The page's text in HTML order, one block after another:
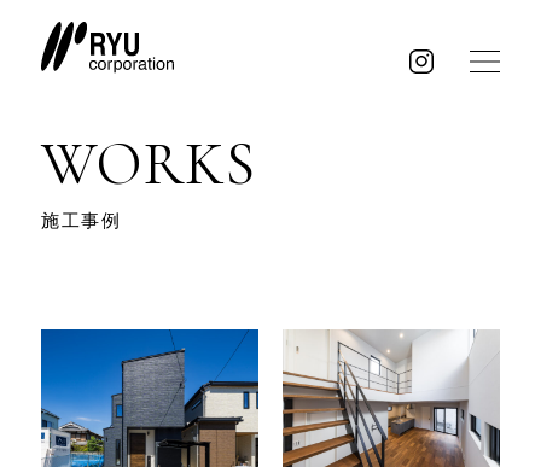
WORKS
施工事例